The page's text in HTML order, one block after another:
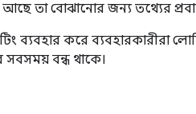
তা বোঝানোর জন্য তথ্যের
ব্যবহার করে ব্যবহারকারীরা
সবসময় বন্ধ থাকে।